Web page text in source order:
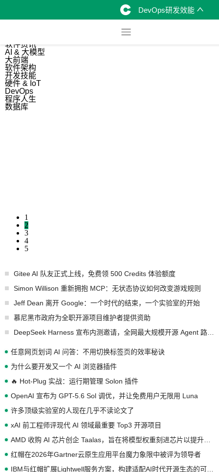
DevOps研发效能
软件资讯
AI & 大模型
大前端
软件架构
开发技能
硬件 & IoT
DevOps
程序人生
数据库
1
2
3
4
5
Gitee AI 队友正式上线，免费领 500 Credits 体验额度
Simon Willison 重新拥抱 MCP：无状态协议如何改变游戏规则
Jeff Dean 离开 Google：一个时代的结束，一个实验室的开始
慕尼黑市政府为全职开源项目维护者提供资助
任意网页划词 AI 问答：不用切换标签页的效率秘诀
为什么要开发又一个 AI 浏览器插件
🔥 Hot-Plug 实战：运行期管理 Solon 插件
OpenAI 宣布为 GPT-5.6 Sol 调优，并让免费用户无限用 Luna
许多顶级实验室的人现在几乎不读论文了
xAI 前工程师评现代 AI 领域最重要 Top3 开源项目
红帽在2026年Gartner云原生应用平台魔力象限中被评为领导者